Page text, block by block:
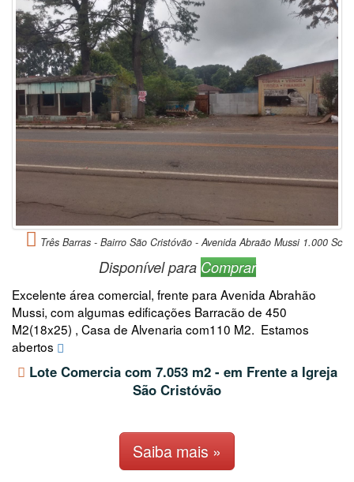
Três Barras - Bairro São Cristóvão - Avenida Abraão Mussi 1.000 Sc
Disponível para Comprar
Excelente área comercial, frente para Avenida Abrahão
Mussi, com algumas edificações Barracão de 450
M2(18x25) , Casa de Alvenaria com110 M2. Estamos
abertos
Lote Comercia com 7.053 m2 - em Frente a Igreja
São Cristóvão
Saiba mais »